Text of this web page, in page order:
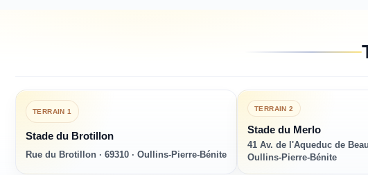
TERRAIN1
Stade du Brotillon
Rue du Brotillon · 69310 · Oullins-Pierre-Bénite
TERRAIN2
Stade du Merlo
41 Av. de l'Aqueduc de
Oullins-Pierre-Bénite